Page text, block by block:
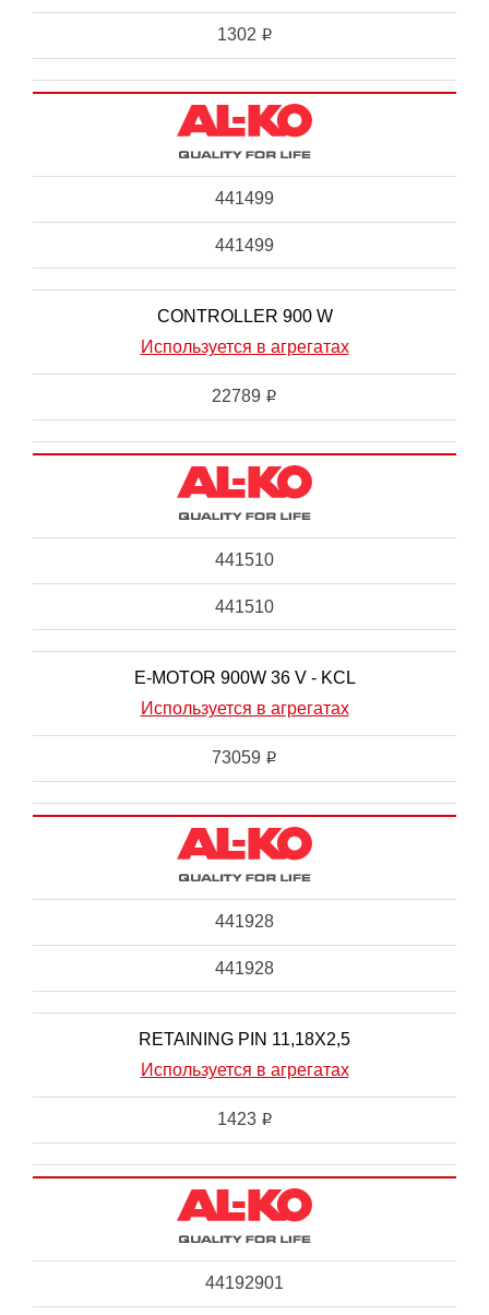
1302 i
441499
441499
CONTROLLER 900 W
Используется в агрегатах
22789 i
441510
441510
E-MOTOR 900W 36 V - KCL
Используется в агрегатах
73059 i
441928
441928
RETAINING PIN 11,18X2,5
Используется в агрегатах
1423 i
44192901